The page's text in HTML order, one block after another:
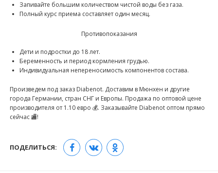
Запивайте большим количеством чистой воды без газа.
Полный курс приема составляет один месяц.
Противопоказания
Дети и подростки до 18 лет.
Беременность и период кормления грудью.
Индивидуальная непереносимость компонентов состава.
Произведем под заказ Diabenot. Доставим в Мюнхен и другие
города Германии, стран СНГ и Европы. Продажа по оптовой цене
производителя от 1.10 евро 💰. Заказывайте Diabenot оптом прямо
сейчас 🏬!
ПОДЕЛИТЬСЯ: